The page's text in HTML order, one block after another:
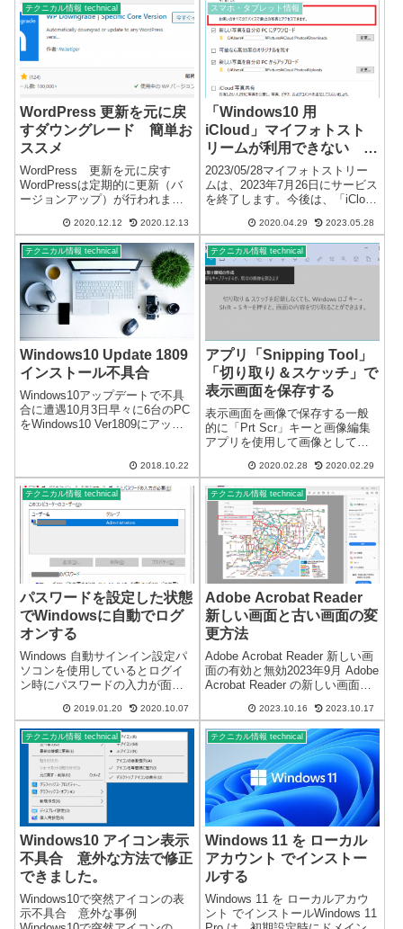
テクニカル情報 technical
WordPress 更新を元に戻
すダウングレード 簡単お
ススメ
WordPress 更新を元に戻す
WordPressは定期的に更新（バ
ージョンアップ）が行われま
合や不都合が発生する場合があ
りますが、残念ながら元に戻す
機能はありません。※管理画面
で更新を簡単に促してきま...
2020.12.12 2020.12.13
スマホ・タブレット情報
「Windows10 用
iCloud」マイフォトスト
リームが利用できない 回
避方法
2023/05/28マイフォトストリー
ムは、2023年7月26日にサービス
を終了します。今後は、「iCloud
ます。Windows10 iCloud マイフ
ォトストリームが利用できない
なにかと、不具合の多い「Wi...
2020.04.29 2023.05.28
テクニカル情報 technical
Windows10 Update 1809
インストール不具合
Windows10アップデートで不具
合に遭遇10月3日早々に6台のPC
をWindows10 Ver1809にアップ
ィックカードを使用していたの
が原因のようです。アップデー
ト後、...
2018.10.22
テクニカル情報 technical
アプリ「Snipping Tool」
「切り取り＆スケッチ」で
表示画面を保存する
表示画面を画像で保存する一般
的に「Prt Scr」キーと画像編集
アプリを使用して画像として保
便利なアプリが標準でインスト
ールされているようです。画面
切り取り編集アプリに「Snipping
Tool」と...
2020.02.28 2020.02.29
テクニカル情報 technical
パスワードを設定した状態
でWindowsに自動でログ
オンする
Windows 自動サインイン設定パ
ソコンを使用しているとログイ
ン時にパスワードの入力が面倒
ことがあると思います。セキュ
リティー上、パスワードは何か
と必要になるのでなるべくパス
ワードを設定することをおスス
メいたし...
2019.01.20 2020.10.07
テクニカル情報 technical
Adobe Acrobat Reader
新しい画面と古い画面の変
更方法
Adobe Acrobat Reader 新しい画
面の有効と無効2023年9月 Adobe
Acrobat Reader の新しい画面が
になっているので操作にとまど
っていました。今までの Acrobat
Read...
2023.10.16 2023.10.17
テクニカル情報 technical
Windows10 アイコン表示
不具合 意外な方法で修正
できました。
Windows10で突然アイコンの表
示不具合 意外な事例
テクニカル情報 technical
Windows 11 を ローカル
アカウント でインストー
ルする
Windows 11 を ローカルアカウ
ント でインストールWindows 11